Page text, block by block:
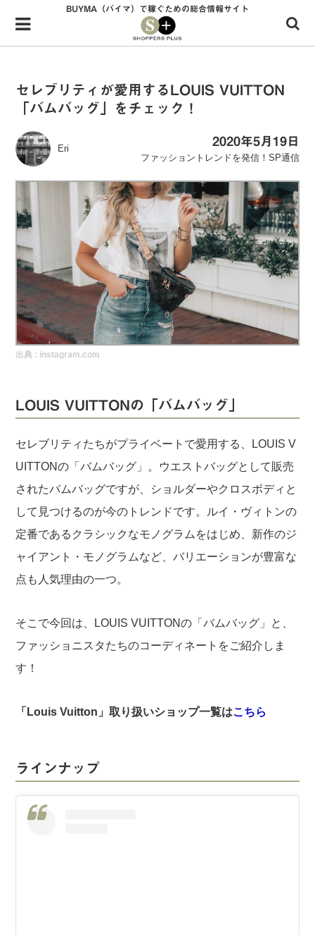
Menu
HOME
34歳独身OLバイマ実践記
無在庫で自由気ままに稼ぐ！バイマ実践記
BUYMAで人気のブランド
BUYMAの売れ筋商品
バイマの疑問に現役パーソナルショッパーが答えてみた
バイマ活動の疑問に売れっ子現役バイヤーが答えてみた
実録！海外ショップで買ってみた！
海外SHOP LIST
BUYMA（バイマ）で稼ぐための総合情報サイト
セレブリティが愛用するLOUIS VUITTON
「バムバッグ」をチェック！
Eri
2020年5月19日
ファッショントレンドを発信！SP通信
出典 : instagram.com
LOUIS VUITTONの「バムバッグ」
セレブリティたちがプライベートで愛用する、LOUIS V
UITTONの「バムバッグ」。ウエストバッグとして販売
されたバムバッグですが、ショルダーやクロスボディと
して見つけるのが今のトレンドです。ルイ・ヴィトンの
定番であるクラシックなモノグラムをはじめ、新作のジ
ャイアント・モノグラムなど、バリエーションが豊富な
点も人気理由の一つ。
そこで今回は、LOUIS VUITTONの「バムバッグ」と、
ファッショニスタたちのコーディネートをご紹介しま
す！
「Louis Vuitton」取り扱いショップ一覧はこちら
ラインナップ